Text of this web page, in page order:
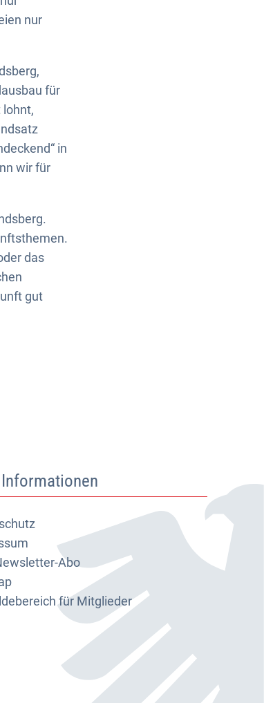
nur
für
lohnt,
in
wir für
das
gut
Abo
für Mitglieder